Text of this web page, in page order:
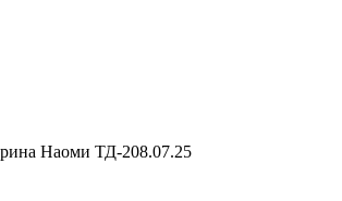
Наоми ТД-208.07.25